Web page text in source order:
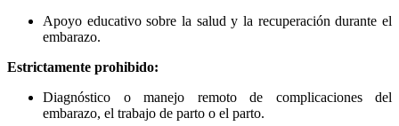
Apoyo educativo sobre la salud y la recuperación durante el
embarazo.
Estrictamente prohibido:
Diagnóstico o manejo remoto de complicaciones del
embarazo, el trabajo de parto o el parto.